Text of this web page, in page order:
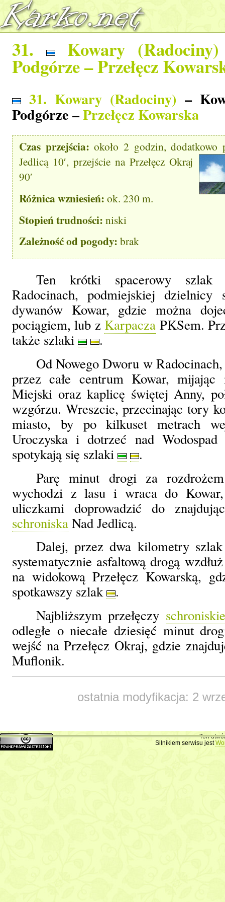
31. Kowary (Radociny)
Podgórze –Przełęcz
31. Kowary (Radociny) –
Podgórze –Przełęcz Kowarska
Czas przejścia: około 2 godzin,
Jedlicą 10′, przejście na Przełęcz Okraj
90′
Różnica wzniesień: ok. 230 m.
Stopień trudności: niski
Zależność od pogody: brak
Ten krótki spacerowy szlak
Radocinach, podmiejskiej dzielnicy
dywanów Kowar, gdzie można
pociągiem, lub z Karpacza PKSem.
także szlaki
.
Od Nowego Dworu w
przez całe centrum Kowar,
Miejski oraz kaplicę świętej Anny,
wzgórzu. Wreszcie, przecinając tory
miasto, by po kilkuset metrach
Uroczyska i dotrzeć nad Wodospad
spotykają się szlaki
.
Parę minut drogi za
wychodzi z lasu i wraca do
uliczkami doprowadzić do
schroniska Nad Jedlicą.
Dalej, przez dwa kilometry
systematycznie asfaltową drogą
na widokową Przełęcz Kowarską,
spotkawszy szlak
.
Najbliższym przełęczy
odległe o niecałe dziesięć minut
wejść na Przełęcz Okraj, gdzie
Muflonik.
ostatnia modyfikacja: 2
Ten
Silnikiem serwisu jest